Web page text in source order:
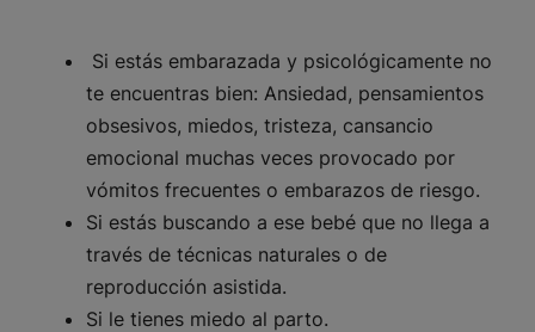
Si estás embarazada y psicológicamente no
te encuentras bien: Ansiedad, pensamientos
obsesivos, miedos, tristeza, cansancio
emocional muchas veces provocado por
vómitos frecuentes o embarazos de riesgo.
Si estás buscando a ese bebé que no llega a
través de técnicas naturales o de
reproducción asistida.
Si le tienes miedo al parto.